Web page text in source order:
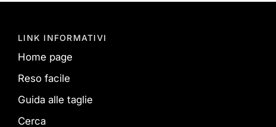
LINK INFORMATIVI
Home page
Reso facile
Guida alle taglie
Cerca